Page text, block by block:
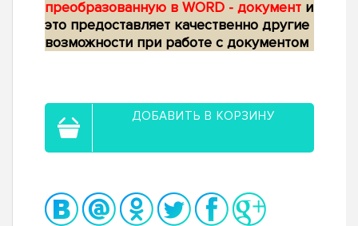
преобразованную в WORD - документ и
это предоставляет качественно другие
возможности при работе с документом
ДОБАВИТЬ В КОРЗИНУ